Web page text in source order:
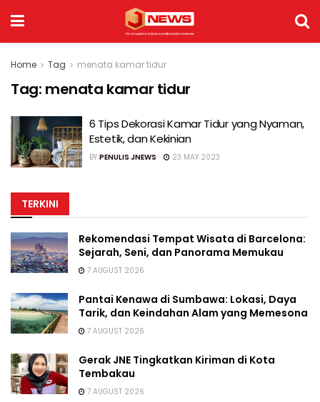
Home Tag menata kamar tidur
Tag: menata kamar tidur
6 Tips Dekorasi Kamar Tidur yang Nyaman,
Estetik, dan Kekinian
BY PENULIS JNEWS 23 MAY 2023
TERKINI
Rekomendasi Tempat Wisata di Barcelona:
Sejarah, Seni, dan Panorama Memukau
7 AUGUST 2026
Pantai Kenawa di Sumbawa: Lokasi, Daya
Tarik, dan Keindahan Alam yang Memesona
7 AUGUST 2026
Gerak JNE Tingkatkan Kiriman di Kota
Tembakau
7 AUGUST 2026